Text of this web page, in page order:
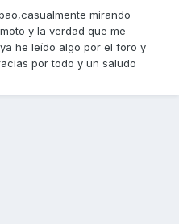
mirando
y la verdad que me
he leído algo por el foro y
por todo y un saludo